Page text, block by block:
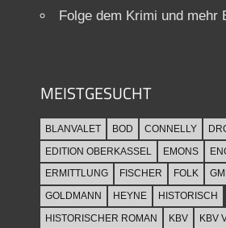
Folge dem Krimi und mehr
MEISTGESUCHT
BLANVALET BOD CONNELLY
EDITION OBERKASSEL
EMONS
ERMITTLUNG
FISCHER FOLK
GOLDMANN
HEYNE
HISTORISCH
HISTORISCHER ROMAN
KBV
KBV